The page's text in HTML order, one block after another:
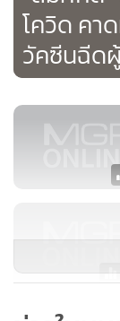
“ถ้าเราใช้ยาฟา
จะใช้เงินถึง 50
คนหัวละ 1,000 บ
ได้ทั้งหมด ผมจ
รมว.สาธารณสุข
จะเข้าใจและเร่
ใช้บับเบิ้ล แอน
ราชการต่างๆในจั
ได้ปิดบังหรือปกปิ
รับผิดชอบ เราจ
กล่าว
โควิด คา
วัคซีนฉีด